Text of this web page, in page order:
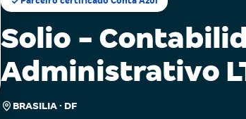
Solio -
Administrativo
BRASILIA · DF